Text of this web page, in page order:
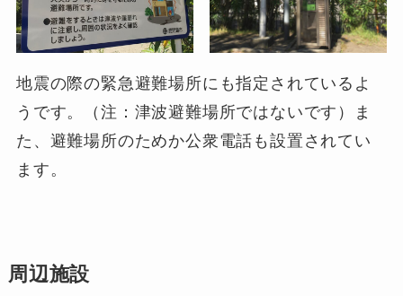
地震の際の緊急避難場所にも指定されているよ
うです。（注： 津波避難場所ではないです）ま
た、避難場所のためか公衆電話も設置されてい
ます。
周辺施設